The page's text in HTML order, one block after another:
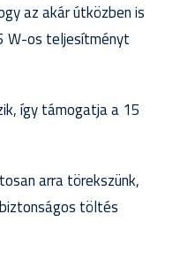
az akár útközben is
W-os teljesítményt
így támogatja a 15
arra törekszünk,
töltés